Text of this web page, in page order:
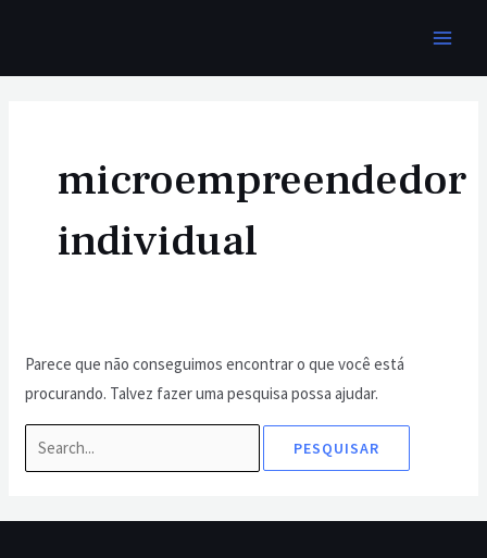
o
microempreendedor
individual
Parece que não conseguimos encontrar o que você está
procurando. Talvez fazer uma pesquisa possa ajudar.